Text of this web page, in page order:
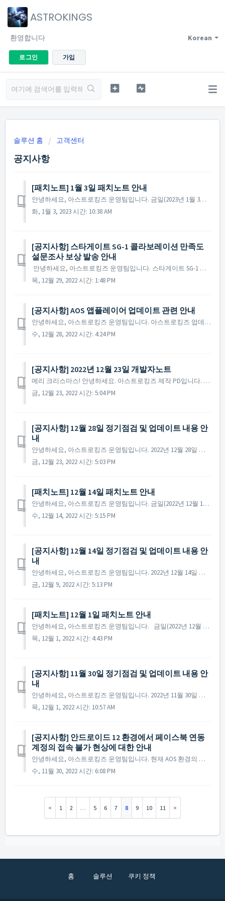
ASTROKINGS
Korean
환영합니다
로그인 가입
솔루션 홈 고객센터
공지사항
[패치노트] 1월 3일 패치노트 안내
안녕하세요, 아스트로킹즈 운영팀입니다. 금일(2023년 1월 3일) 진행된 패치노트에 대해 안내해 드립니다. ▶ 2023년 1월 3일 패치노트 안내 - 다른 사령관님의 폭발 연출로인한 진동 피드백 알림 현상이 수정되었습니다. ※ 참고사...
화, 1월 3, 2023 시간: 10:38 AM
[공지사항] 스타게이트 SG-1 콜라보레이션 만족도
설문조사 보상 발송 안내
안녕하세요, 아스트로킹즈 운영팀입니다. 스타게이트 SG-1 콜라보레이션 만족도 설문조사의 많은 참여에 감사드리며, 설문조사 참여 보상의 발송이 완료되었습니다. 설문조사에 참여하신 사령관님 중 보상을 위한 사령관명의 오기입 등으로 보상을 보내드리지 못하는 사령관...
목, 12월 29, 2022 시간: 1:48 PM
[공지사항] AOS 앱플레이어 업데이트 관련 안내
안녕하세요, 아스트로킹즈 운영팀입니다. 아스트로킹즈 업데이트 및 정기점검 진행 후 일부 AOS 앱 플레이어의 환경에서 남아있는 구글 로그인 및 캐시로 인해 업데이트 파일을 받지 못하는 현상이 있는 것으로 확인되었습니다. 다만, 정상적인 환경에서는 모바일 및 A...
수, 12월 28, 2022 시간: 4:24 PM
[공지사항] 2022년 12월 23일 개발자노트
메리 크리스마스! 안녕하세요. 아스트로킹즈 제작 PD입니다. 아스트로킹즈의 모든 사령관님들께 따스하고 풍성한 연말과 함께 희망찬 새해를 맞이하시길 기원드립니다. 오늘은 개발자노트를 통해 한 해를 마무리하고, 2023년의 새로운 계획을 사령관님들께 공유하려고 합니다. ...
금, 12월 23, 2022 시간: 5:04 PM
[공지사항] 12월 28일 정기점검 및 업데이트 내용 안
내
안녕하세요, 아스트로킹즈 운영팀입니다. 2022년 12월 28일 진행될 정기점검과 업데이트 내용에 대해 안내해 드립니다. ※ 해당 공지는 사전 공지이기에 일부 내용이 변경될 수 있으며, 변경 시 미리 공지를 통해 안내해 드릴 예정입니다. ▶ 2022년...
금, 12월 23, 2022 시간: 5:03 PM
​[패치노트] 12월 14일 패치노트 안내
안녕하세요, 아스트로킹즈 운영팀입니다. 금일(2022년 12월 14일) 진행된 패치노트에 대해 안내해 드립니다. ▶ 2022년 12월 14일 패치노트 안내 - 특정 환경에서 일부 패키지 구매 시 오류가 발생하는 현상을 수정했습니다. ※ 참고...
수, 12월 14, 2022 시간: 5:15 PM
[공지사항] 12월 14일 정기점검 및 업데이트 내용 안
내
안녕하세요, 아스트로킹즈 운영팀입니다. 2022년 12월 14일 진행될 정기점검과 업데이트 내용에 대해 안내해 드립니다. ※ 해당 공지는 사전 공지이기에 일부 내용이 변경될 수 있으며, 변경 시 미리 공지를 통해 안내해 드릴 예정입니다. ▶ 2022년 ...
금, 12월 9, 2022 시간: 5:13 PM
[패치노트] 12월 1일 패치노트 안내
안녕하세요, 아스트로킹즈 운영팀입니다. 금일(2022년 12월 1일) 진행된 패치노트에 대해 안내해 드립니다. ▶ 2022년 12월 1일 패치노트 안내 - 일부 AOS 환경의 기기에서 페이스북 연동 계정으로 접속이 불가한 사항이 수정되었습니다. ...
목, 12월 1, 2022 시간: 4:43 PM
[공지사항] 11월 30일 정기점검 및 업데이트 내용 안
내
안녕하세요, 아스트로킹즈 운영팀입니다. 2022년 11월 30일 진행될 정기점검과 업데이트 내용에 대해 안내해 드립니다. ※ 해당 공지는 사전 공지이기에 일부 내용이 변경될 수 있으며, 변경 시 미리 공지를 통해 안내해 드릴 예정입니다. ▶ 2022년...
목, 12월 1, 2022 시간: 10:57 AM
[공지사항] 안드로이드 12 환경에서 페이스북 연동
계정의 접속 불가 현상에 대한 안내
안녕하세요, 아스트로킹즈 운영팀입니다. 현재 AOS 환경의 안드로이드 버전 12 이상의 일부 기기에서 페이스북으로 연동한 계정의 접속 불가 현상이 확인되었습니다. 해당 내용은 현재 확인하여 수정 진행 중이며, 최대한 빠르게 수정 및 패치를 진행할 예정입니다. ...
수, 11월 30, 2022 시간: 6:08 PM
1 2 … 5 6 7 8 9 10 11
홈 솔루션 쿠키 정책